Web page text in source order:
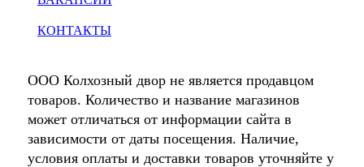
КОНТАКТЫ
ООО Колхозный двор не является продавцом
товаров. Количество и название магазинов
может отличаться от информации сайта в
зависимости от даты посещения. Наличие,
условия оплаты и доставки товаров уточняйте у